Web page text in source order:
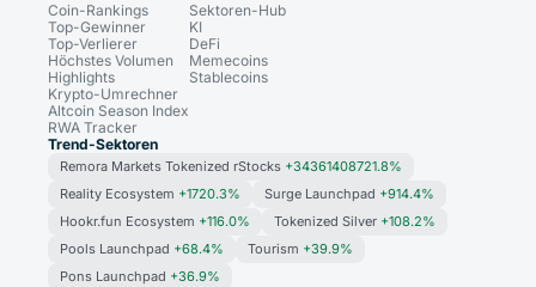
Coin-Rankings
Top-Gewinner
Top-Verlierer
Höchstes Volumen
Highlights
Krypto-Umrechner
Altcoin Season Index
RWA Tracker
Sektoren-Hub
KI
DeFi
Memecoins
Stablecoins
Trend-Sektoren
Remora Markets Tokenized rStocks +34361408721.8%
Reality Ecosystem +1720.3% Surge Launchpad +914.4%
Hookr.fun Ecosystem +116.0% Tokenized Silver +108.2%
Pools Launchpad +68.4% Tourism +39.9%
Pons Launchpad +36.9%